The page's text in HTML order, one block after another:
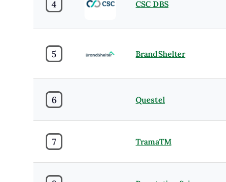
4 CSC DBS
5 BrandShelter
6 Questel
7 TramaTM